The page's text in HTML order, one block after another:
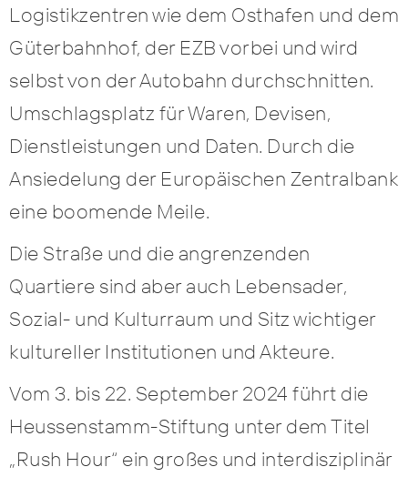
Logistikzentren wie dem Osthafen und dem
Güterbahnhof, der EZB vorbei und wird
selbst von der Autobahn durchschnitten.
Umschlagsplatz für Waren, Devisen,
Dienstleistungen und Daten. Durch die
Ansiedelung der Europäischen Zentralbank
eine boomende Meile.
Die Straße und die angrenzenden
Quartiere sind aber auch Lebensader,
Sozial- und Kulturraum und Sitz wichtiger
kultureller Institutionen und Akteure.
Vom 3. bis 22. September 2024 führt die
Heussenstamm-Stiftung unter dem Titel
„Rush Hour“ ein großes und interdisziplinär